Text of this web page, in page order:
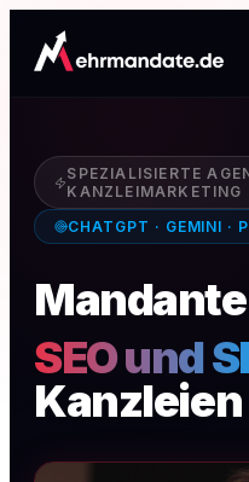
SPEZIALISIERTE
KANZLEIMARKETING
CHATGPT · GEMINI ·
SEO und
Kanzleien